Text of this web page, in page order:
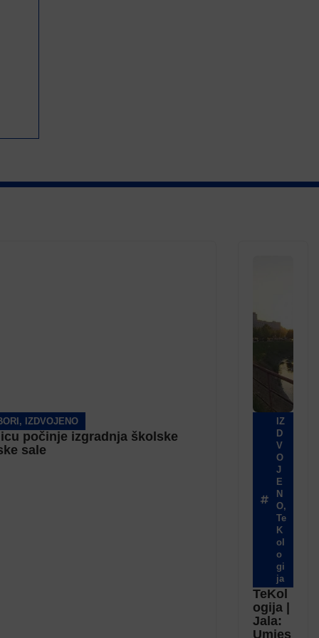
, IZDVOJENO
počinje izgradnja školske
sale
IZ
D
V
O
J
E
N
O,
Te
K
ol
o
gi
ja
TeKol
ogija |
Jala:
Umjes